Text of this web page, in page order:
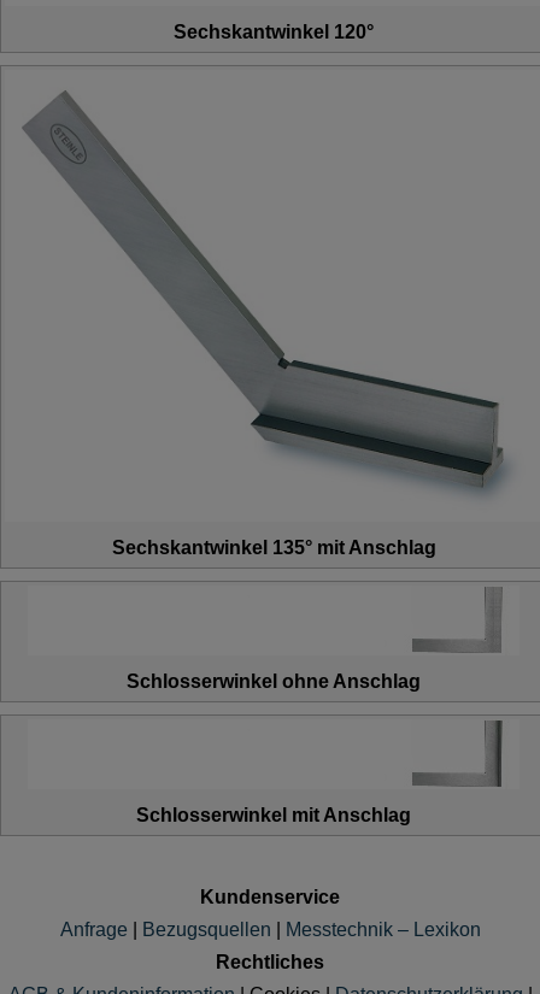
Sechskantwinkel 120°
Sechskantwinkel 135° mit Anschlag
Schlosserwinkel ohne Anschlag
Schlosserwinkel mit Anschlag
Kundenservice
Anfrage
Bezugsquellen
Messtechnik – Lexikon
Rechtliches